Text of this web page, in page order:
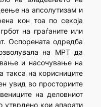
на апсолутизам и
кон тоа по секоја
на граѓаните или
Оспорената одредба
на МРТ да
и насочување на
такса на корисниците
увид во просториите
на деловниот
утврдено кои апарати